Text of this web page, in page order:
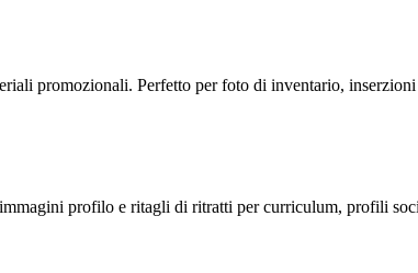
promozionali. Perfetto per foto di inventario,
profilo e ritagli di ritratti per curriculum, profili